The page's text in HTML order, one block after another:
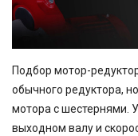
Подбор мотор-
обычного редуктора,
мотора с шестернями.
выходном валу и